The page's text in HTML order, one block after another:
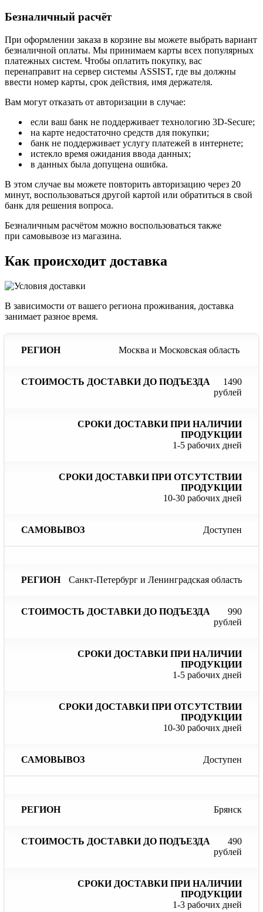
Безналичный расчёт
При оформлении заказа в корзине вы можете выбрать вариант
безналичной оплаты. Мы принимаем карты всех популярных
платежных систем. Чтобы оплатить покупку, вас
перенаправит на сервер системы ASSIST, где вы должны
ввести номер карты, срок действия, имя держателя.
Вам могут отказать от авторизации в случае:
если ваш банк не поддерживает технологию 3D-Secure;
на карте недостаточно средств для покупки;
банк не поддерживает услугу платежей в интернете;
истекло время ожидания ввода данных;
в данных была допущена ошибка.
В этом случае вы можете повторить авторизацию через 20
минут, воспользоваться другой картой или обратиться в свой
банк для решения вопроса.
Безналичным расчётом можно воспользоваться также
при самовывозе из магазина.
Как происходит доставка
В зависимости от вашего региона проживания, доставка
занимает разное время.
Стоимость
подъезда
Сроки
наличии
продукции
Москва и Московская область
1490
рублей
1-5 рабочих дней
10-30 рабочих дней
Доступен
Санкт-Петербург и Ленинградская область
990
рублей
1-5 рабочих дней
10-30 рабочих дней
Доступен
Брянск
490
рублей
1-3 рабочих дней